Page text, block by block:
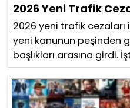
2026 Yeni Trafik
2026 yeni trafik
yeni kanunun peşinden
başlıkları arasına girdi.